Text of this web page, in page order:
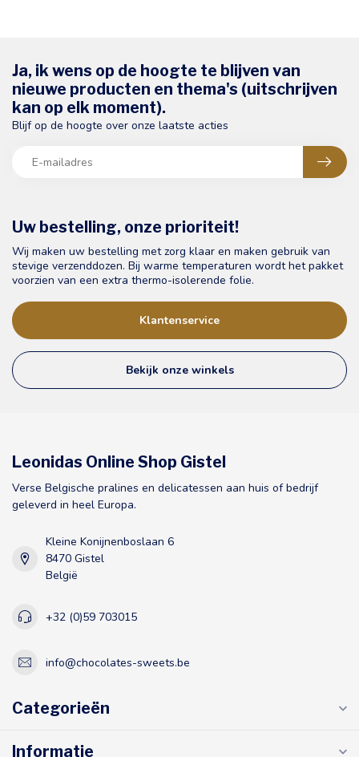
Uw bestelling, onze prioriteit!
Wij maken uw bestelling met zorg klaar en maken gebruik van
stevige verzenddozen. Bij warme temperaturen wordt het pakket
voorzien van een extra thermo-isolerende folie.
Klantenservice
Bekijk onze winkels
Ja, ik wens op de hoogte te blijven van
nieuwe producten en thema's (uitschrijven
kan op elk moment).
Blijf op de hoogte over onze laatste acties
Leonidas Online Shop Gistel
Verse Belgische pralines en delicatessen aan huis of bedrijf
geleverd in heel Europa.
Kleine Konijnenboslaan 6
8470 Gistel
België
+32 (0)59 703015
info@chocolates-sweets.be
Categorieën
Informatie